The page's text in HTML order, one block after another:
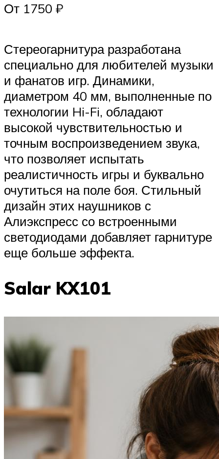
От 1750 ₽
Стереогарнитура разработана
специально для любителей музыки
и фанатов игр. Динамики,
диаметром 40 мм, выполненные по
технологии Hi-Fi, обладают
высокой чувствительностью и
точным воспроизведением звука,
что позволяет испытать
реалистичность игры и буквально
очутиться на поле боя. Стильный
дизайн этих наушников с
Алиэкспресс со встроенными
светодиодами добавляет гарнитуре
еще больше эффекта.
Salar KX101